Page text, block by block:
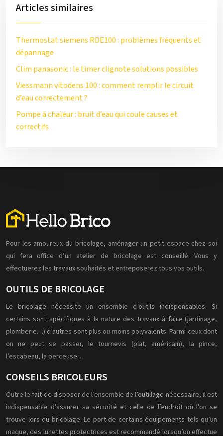
Articles similaires
Thermostat siemens RDE100 : problèmes fréquents et
dépannage
Clim panasonic : le timer clignote solutions possibles
Viessmann vitodens 100 : comment remplir le circuit
d’eau correctement ?
Pompe à chaleur : bruit d’eau qui coule causes et
correctifs
Pour les amoureux du bricolage, aménager un petit espace chez soi
qui fera office d’un atelier de bricolage est conseillé. Vous y
effectuerez les travaux souhaités et entreposerez tous vos outils.
OUTILS DE BRICOLAGE
Le bricolage nécessite un ensemble d’outils indispensables. Si
certains sont spécifiques à la nature des travaux à faire (jardinage,
plomberie…) d’autres sont plus ou moins polyvalents. Parmi ceux dont
on ne peut se passer, le tournevis (plat, américain), la pince,
l’escabeau, la perceuse…
CONSEILS BRICOLEURS
Outre le fait de disposer de l’ensemble de l’outillage nécessaire, il est
indispensable d’assurer sa sécurité et celle de l’endroit où l’on se
trouve lors du bricolage. Le port de certains équipements tels qu’un
maque, des lunettes protectrices est recommandé lorsqu’on effectue